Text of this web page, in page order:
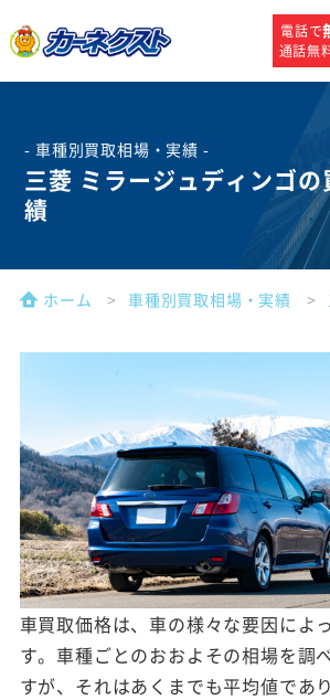
電話で
通話無
- 車種別買取相場・実績 -
三菱 ミラージュディンゴ
績
ホーム 車種別買取相場・実績
車買取価格は、車の様々な要因によ
す。車種ごとのおおよその相場を調
すが、それはあくまでも平均値であ